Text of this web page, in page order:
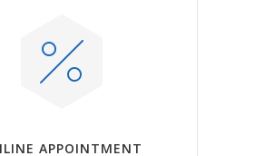
APPOINTMENT